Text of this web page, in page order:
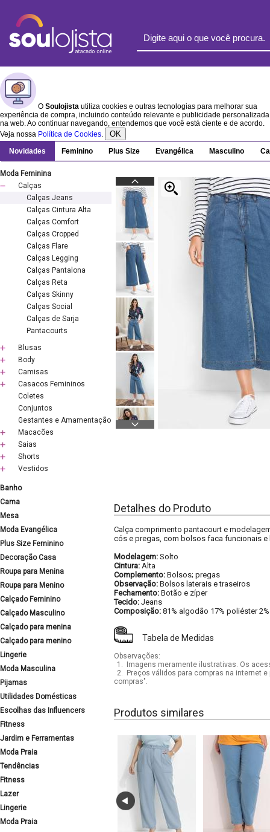
O Soulojista utiliza cookies e outras tecnologias para melhorar sua
experiência de compra, incluindo conteúdo relevante e publicidade personalizada
na web. Ao continuar navegando, entendemos que você está ciente e de acordo.
Veja nossa Política de Cookies. OK
Novidades Feminino Plus Size Evangélica Masculino
Moda Feminina
Calças
Calças Jeans
Calças Cintura Alta
Calças Comfort
Calças Cropped
Calças Flare
Calças Legging
Calças Pantalona
Calças Reta
Calças Skinny
Calças Social
Calças de Sarja
Pantacourts
Blusas
Body
Camisas
Casacos Femininos
Coletes
Conjuntos
Gestantes e Amamentação
Macacões
Saias
Shorts
Vestidos
Banho
Cama
Mesa
Moda Evangélica
Plus Size Feminino
Decoração Casa
Roupa para Menina
Roupa para Menino
Calçado Feminino
Calçado Masculino
Calçado para menina
Calçado para menino
Lingerie
Moda Masculina
Pijamas
Utilidades Domésticas
Escolhas das Influencers
Fitness
Jardim e Ferramentas
Moda Praia
Tendências
Fitness
Lazer
Lingerie
Moda Praia
Detalhes do Produto
Calça comprimento pantacourt e
cós e pregas, com bolsos faca funcionais
Modelagem: Solto
Cintura: Alta
Complemento: Bolsos; pregas
Observação: Bolsos laterais e traseiros
Fechamento: Botão e zíper
Tecido: Jeans
Composição: 81% algodão 17% poliéster
Tabela de Medidas
Observações:
1.
Imagens meramente ilustrativas. Os
2.
Preços válidos para compras na internet
compras".
Produtos similares